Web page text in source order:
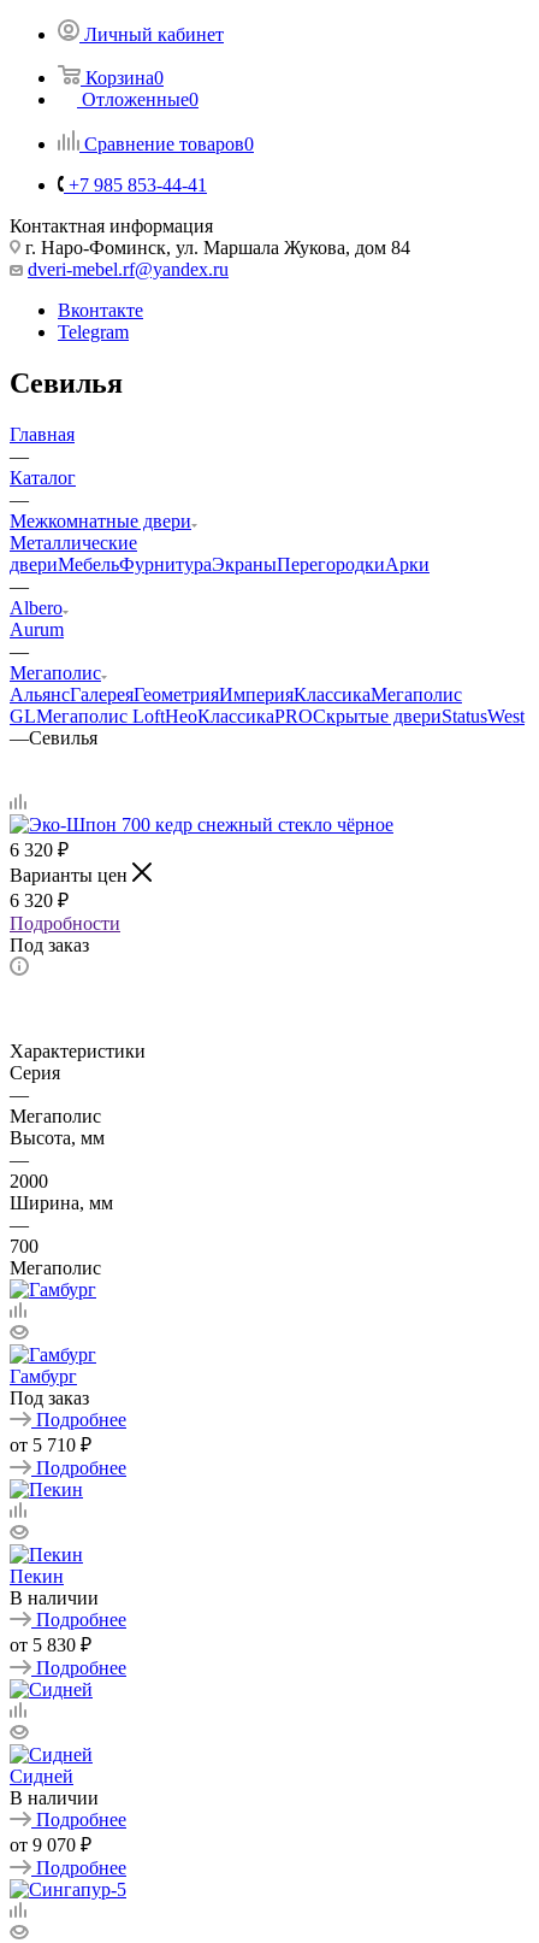
Личный кабинет
Корзина0
Отложенные0
Сравнение товаров0
+7 985 853-44-41
Контактная информация
г. Наро-Фоминск, ул. Маршала Жукова, дом 84
dveri-mebel.rf@yandex.ru
Вконтакте
Telegram
Севилья
Главная
—
Каталог
—
Межкомнатные двери
Металлические
двериМебельФурнитураЭкраныПерегородкиАрки
—
Albero
Aurum
—
Мегаполис
АльянсГалереяГеометрияИмперияКлассикаМегаполис
GLМегаполис LoftНеоКлассикаPROСкрытые двериStatusWest
—Севилья
6 320 ₽
Варианты цен
6 320 ₽
Подробности
Под заказ
Характеристики
Серия
—
Мегаполис
Высота, мм
—
2000
Ширина, мм
—
700
Мегаполис
Гамбург
Под заказ
Подробнее
от 5 710 ₽
Подробнее
Пекин
В наличии
Подробнее
от 5 830 ₽
Подробнее
Сидней
В наличии
Подробнее
от 9 070 ₽
Подробнее